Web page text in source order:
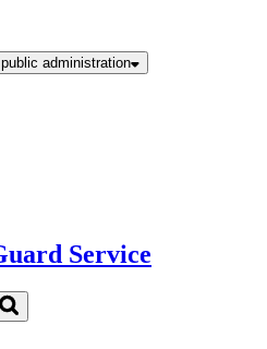
administration
Service